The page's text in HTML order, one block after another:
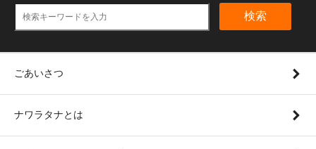
検索
ごあいさつ
ナワラタナとは